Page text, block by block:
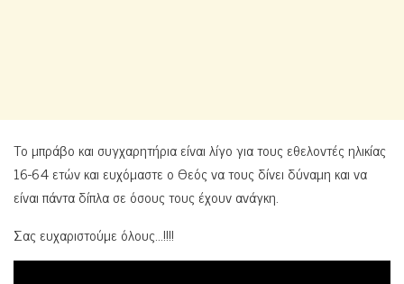
Το μπράβο και συγχαρητήρια είναι λίγο για τους εθελοντές ηλικίας
16-64 ετών και ευχόμαστε ο Θεός να τους δίνει δύναμη και να
είναι πάντα δίπλα σε όσους τους έχουν ανάγκη.
Σας ευχαριστούμε όλους…!!!!